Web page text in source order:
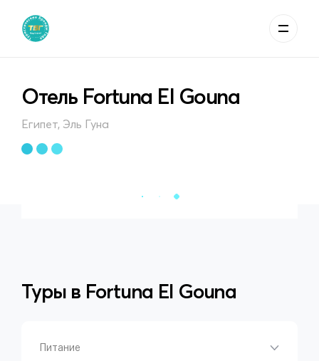
Отель Fortuna El Gouna
Египет, Эль Гуна
Туры в Fortuna El Gouna
Питание